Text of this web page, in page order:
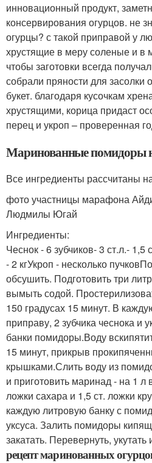
инновационный продукт,
консервирования огурцов. не
огурцы? с такой приправой у
хрустящие в меру соленые и в
чтобы заготовки всегда
собрали пряности для засолки
букет. благодаря кусочкам
хрустящими, корица придаст
перец и укроп – проверенная
Маринованные помидоры
Все ингредиенты рассчитаны
фото участницы марафона
Людмилы Югай
Ингредиенты:
Чеснок - 6 зубчиков- 3 ст.л.-
- 2 кгУкроп - несколько
обсушить. Подготовить три
вымыть содой.
150 градусах 15 минут. В
приправу, 2 зубчика чеснока и
банки помидоры.Воду
15 минут, прикрыв
крышками.Слить воду из
и приготовить маринад - на 1 л
ложки сахара и 1,5 ст. ложки
каждую литровую банку с
уксуса. Залить помидоры
закатать. Перевернуть,
рецепт маринованных